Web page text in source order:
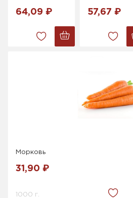
64,09 ₽ 57,67 ₽
Морковь
31,90 ₽
1000 г.